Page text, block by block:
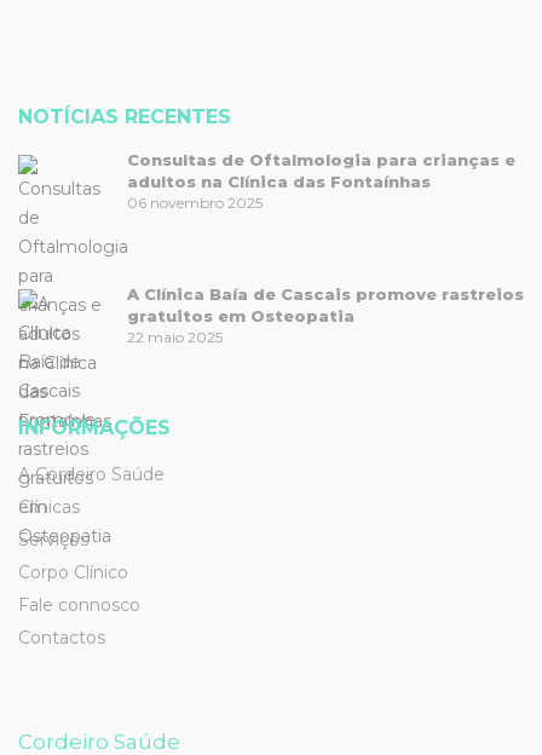
NOTÍCIAS RECENTES
Consultas de Oftalmologia para crianças e
adultos na Clínica das Fontaínhas
06 novembro 2025
A Clínica Baía de Cascais promove rastreios
gratuitos em Osteopatia
22 maio 2025
INFORMAÇÕES
A Cordeiro Saúde
Clínicas
Serviços
Corpo Clínico
Fale connosco
Contactos
Cordeiro Saúde